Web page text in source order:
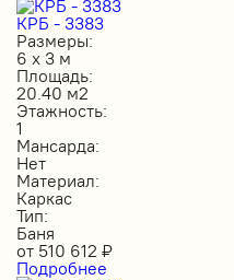
КРБ - 3383
Размеры:
6 х 3 м
Площадь:
20.40 м2
Этажность:
1
Мансарда:
Нет
Материал:
Каркас
Тип:
Баня
от 510 612 ₽
Подробнее